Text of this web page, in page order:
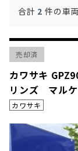
合計 2 件の車
売却済
カワサキ
リンズ マル
カワサキ